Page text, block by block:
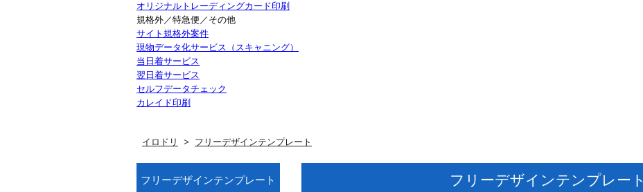
オリジナルトレーディングカード印刷
規格外／特急便／その他
サイト規格外案件
現物データ化サービス（スキャニング）
当日着サービス
翌日着サービス
セルフデータチェック
カレイド印刷
イロドリ フリーデザインテンプレート
フリーデザインテンプレート フリーデザインテンプレート